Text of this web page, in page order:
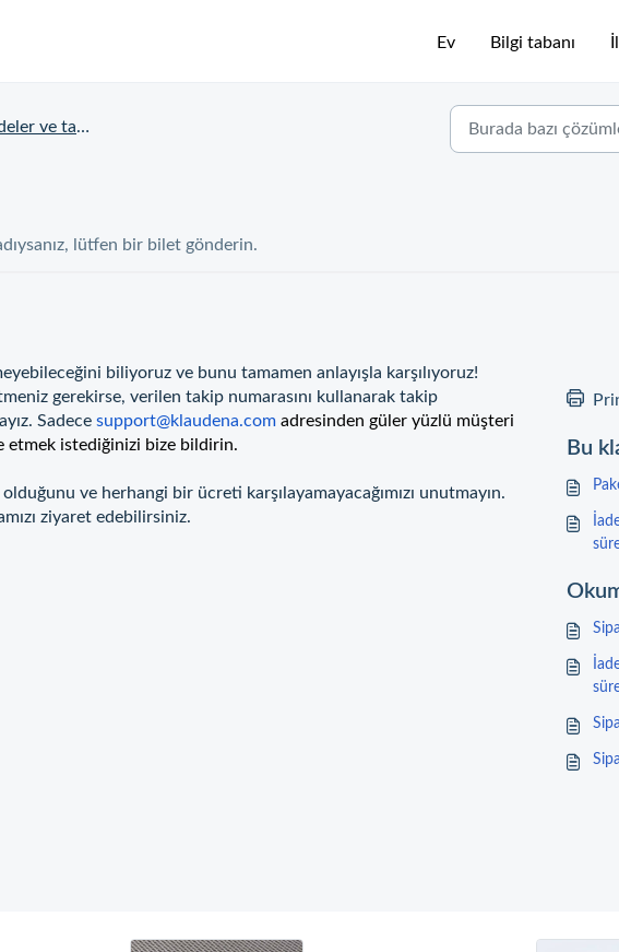
Ev Bilgi tabanı
ve talepler
lütfen bir bilet gönderin.
biliyoruz ve bunu tamamen anlayışla karşılıyoruz!
gerekirse, verilen takip numarasını kullanarak takip
Sadece support@klaudena.com adresinden güler yüzlü müşteri
etmek istediğinizi bize bildirin.
ve herhangi bir ücreti karşılayamayacağımızı unutmayın.
ziyaret edebilirsiniz.
Bu